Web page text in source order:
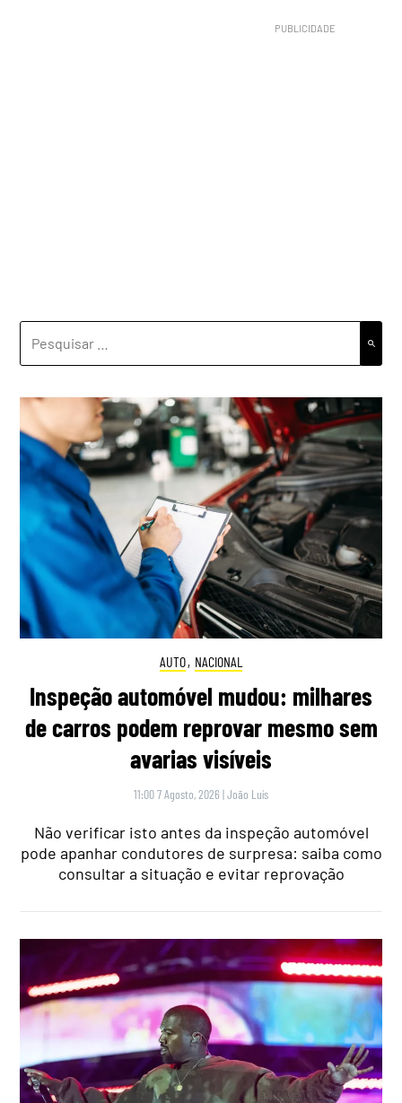
POR:
AUTO, NACIONAL
Inspeção automóvel mudou: milhares
de carros podem reprovar mesmo sem
avarias visíveis
11:00 7 Agosto, 2026 |João Luís
Não verificar isto antes da inspeção automóvel
pode apanhar condutores de surpresa: saiba como
consultar a situação e evitar reprovação